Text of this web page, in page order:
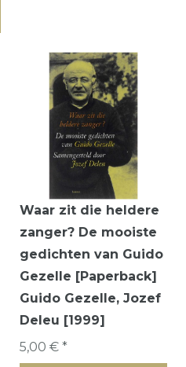
Waar zit die heldere
zanger? De mooiste
gedichten van Guido
Gezelle [Paperback]
Guido Gezelle, Jozef
Deleu [1999]
5,00 € *